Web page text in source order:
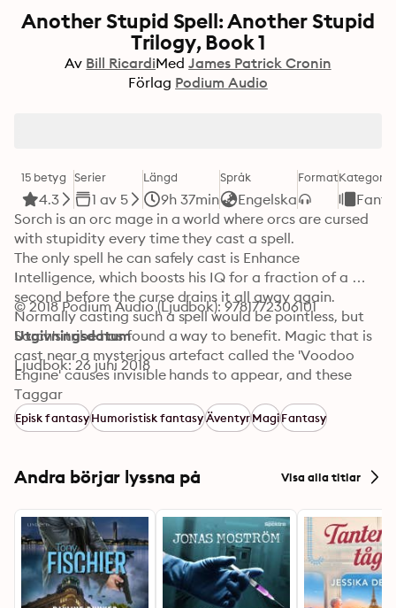
Another Stupid Spell: Another Stupid
Trilogy, Book 1
Av Bill RicardiMed James Patrick Cronin
Förlag Podium Audio
15 betyg
4.3
Serier
1 av 5
Längd
9h 37min
Språk
Engelska
FormatKategori
Sorch is an orc mage in a world where orcs are cursed
with stupidity every time they cast a spell.
The only spell he can safely cast is Enhance
Intelligence, which boosts his IQ for a fraction of a
second before the curse drains it all away again.
Normally casting such a spell would be pointless, but
Sorch's tribe has found a way to benefit. Magic that is
cast near a mysterious artefact called the 'Voodoo
Engine' causes invisible hands to appear, and these
hands get work done for his tribe. Sorch is a slave to
the Voodoo Engine, casting a single spell over and over
again to avoid being beaten by the chief's warrior
While foraging for food on one fateful night, our hero
happens upon two human mages who are in big
an amulet that will make his life easier. Unbeknownst
to the humans, their gift grants Sorch the power to
break the cycle of intelligence drain and physical
abuse. With the help of his friend and mentor, Shaman,
© 2018 Podium Audio (Ljudbok): 9781772306101
Utgivningsdatum
Ljudbok: 26 juni 2018
Taggar
Episk fantasyHumoristisk fantasyÄventyrMagiFantasy
Andra börjar lyssna på Visa alla titlar